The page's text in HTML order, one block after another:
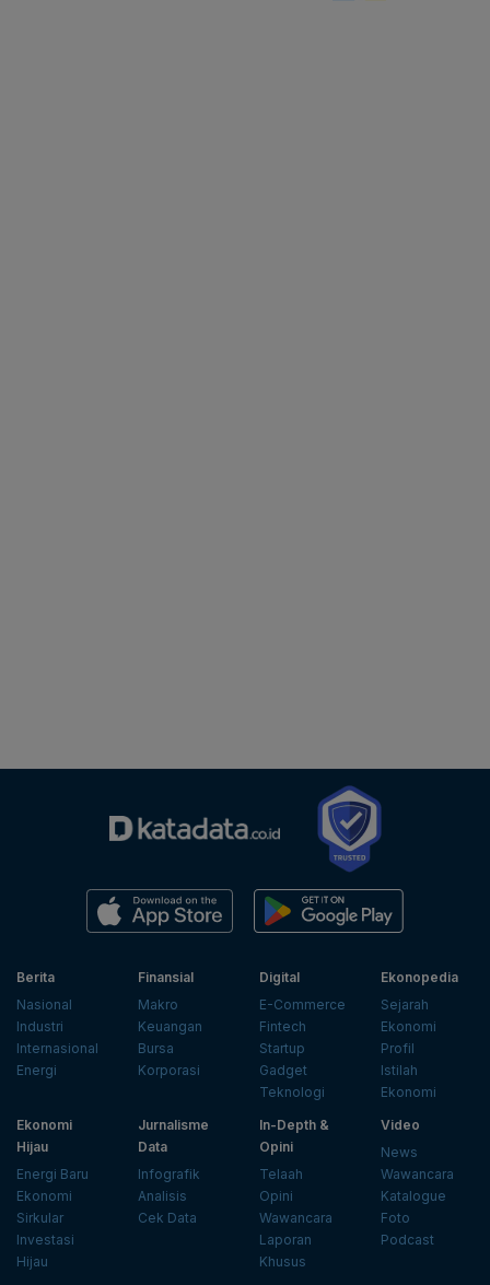
Berita
Nasional
Industri
Internasional
Energi
Finansial
Makro
Keuangan
Bursa
Korporasi
Digital
E-Commerce
Fintech
Startup
Gadget
Teknologi
Ekonopedia
Sejarah
Ekonomi
Profil
Istilah
Ekonomi
Ekonomi
Hijau
Energi Baru
Ekonomi
Sirkular
Investasi
Hijau
Jurnalisme
Data
Infografik
Analisis
Cek Data
In-Depth &
Opini
Telaah
Opini
Wawancara
Laporan
Khusus
Video
News
Wawancara
Katalogue
Foto
Podcast